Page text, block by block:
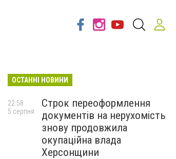
ОСТАННІ НОВИНИ
Строк переоформлення
документів на нерухомість
знову продовжила
окупаційна влада
Херсонщини
22:58
5 серпня